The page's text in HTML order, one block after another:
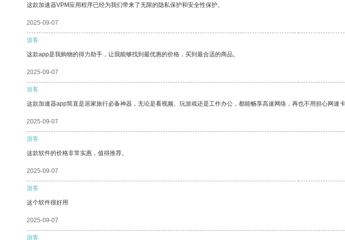
这款加速器VPM应用程序已经为我们带来了无限的隐私保护和安全性保护。
2025-09-07
游客
这款app是我购物的得力助手，让我能够找到最优惠的价格，买到最合适的商品。
2025-09-07
游客
这款加速器app简直是居家旅行必备神器，无论是看视频、玩游戏还是工作办公，都能畅享高速网络，再也不用担心网
2025-09-07
游客
这款软件的价格非常实惠，值得推荐。
2025-09-07
游客
这个软件很好用
2025-09-07
游客